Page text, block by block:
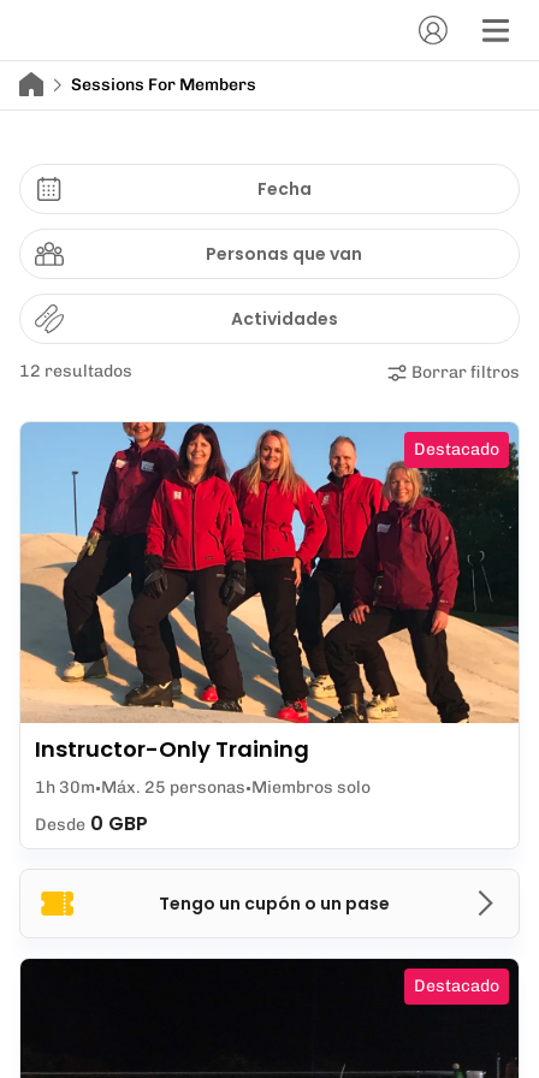
Sessions For Members
Fecha
Personas que van
Actividades
12 resultados Borrar filtros
Tengo un cupón o un pase
Destacado
Instructor-Only Training
1h 30m Máx. 25 personas Miembros solo
Desde 0 GBP
Destacado